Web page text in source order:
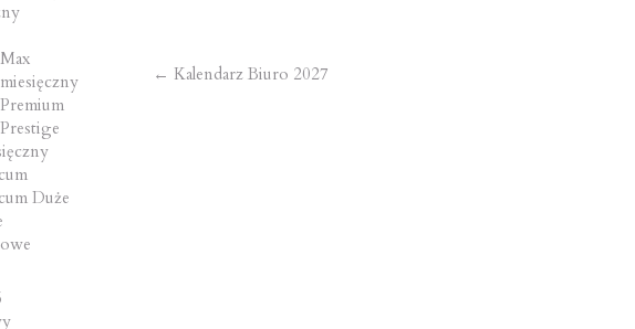
Duże
Post
← Kalendarz Biuro 2027